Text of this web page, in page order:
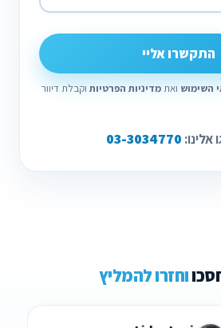
התקשרו אליי
השימוש ואתמדיניות הפרטיות וקבלת דיוור
אלינו: 03-3034770
וחזרו להמליץ